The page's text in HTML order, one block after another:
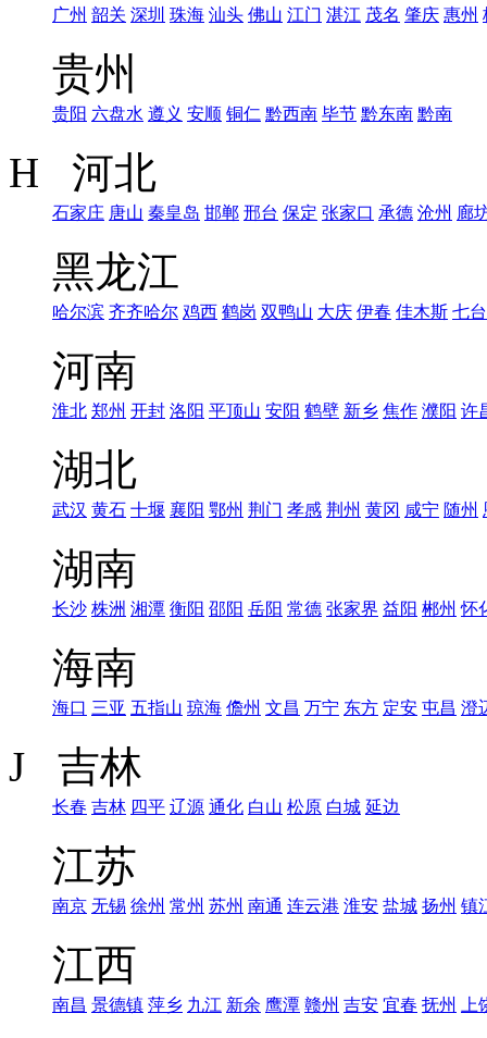
广州 韶关 深圳 珠海 汕头 佛山 江门 湛江 茂名 肇庆 惠州
贵州
贵阳 六盘水 遵义 安顺 铜仁 黔西南 毕节 黔东南 黔南
H 河北
石家庄 唐山 秦皇岛 邯郸 邢台 保定 张家口 承德 沧州 廊
黑龙江
哈尔滨 齐齐哈尔 鸡西 鹤岗 双鸭山 大庆 伊春 佳木斯 七
河南
淮北 郑州 开封 洛阳 平顶山 安阳 鹤壁 新乡 焦作 濮阳 许
湖北
武汉 黄石 十堰 襄阳 鄂州 荆门 孝感 荆州 黄冈 咸宁 随州
湖南
长沙 株洲 湘潭 衡阳 邵阳 岳阳 常德 张家界 益阳 郴州 怀
海南
海口 三亚 五指山 琼海 儋州 文昌 万宁 东方 定安 屯昌 澄
J 吉林
长春 吉林 四平 辽源 通化 白山 松原 白城 延边
江苏
南京 无锡 徐州 常州 苏州 南通 连云港 淮安 盐城 扬州 镇
江西
南昌 景德镇 萍乡 九江 新余 鹰潭 赣州 吉安 宜春 抚州 上